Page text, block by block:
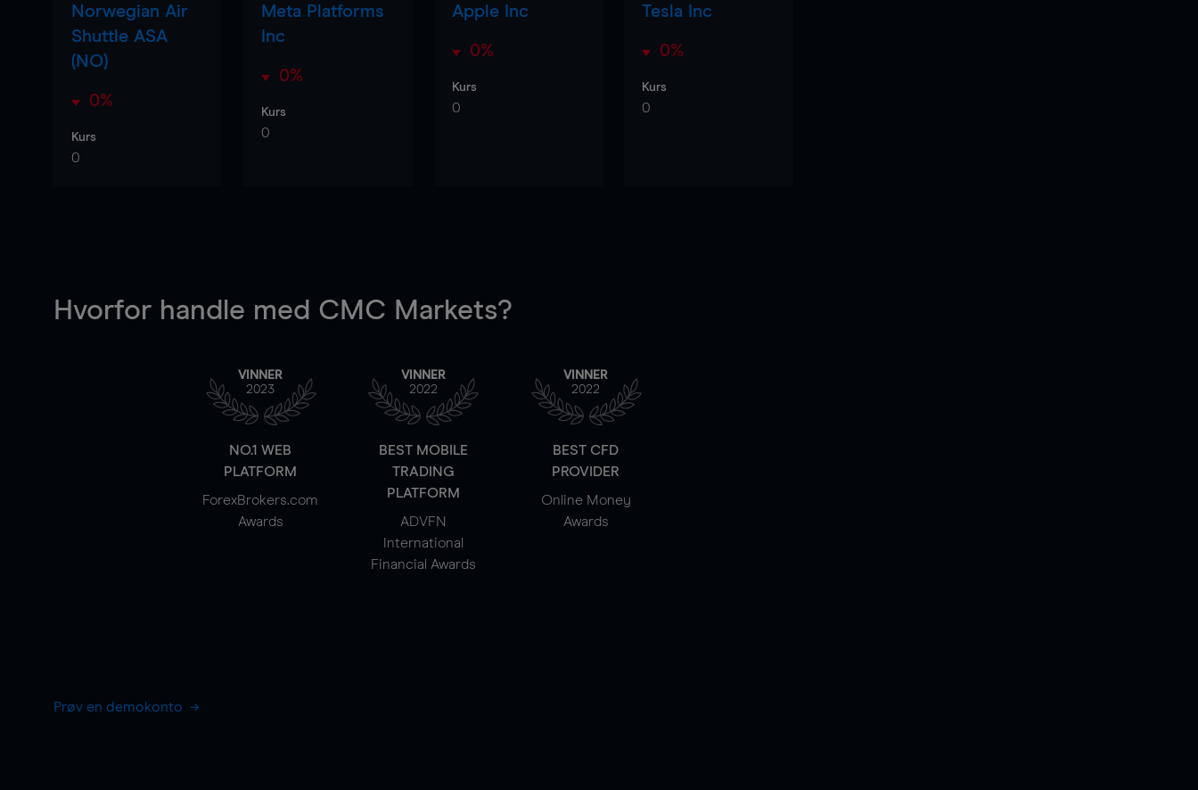
Norwegian Air
Shuttle ASA
(NO)
0%
Kurs
0
Meta Platforms
Inc
0%
Kurs
0
Apple Inc
0%
Kurs
0
Tesla Inc
0%
Kurs
0
Hvorfor handle med CMC Markets?
VINNER
2023
NO.1 WEB
PLATFORM
ForexBrokers.com
Awards
VINNER
2022
BEST MOBILE
TRADING
PLATFORM
ADVFN
International
Financial Awards
VINNER
2022
BEST CFD
PROVIDER
Online Money
Awards
Prøv en demokonto